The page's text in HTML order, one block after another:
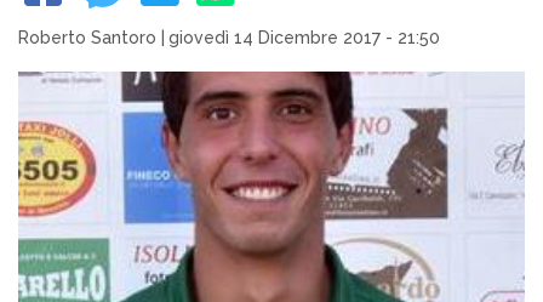
Roberto Santoro giovedì 14 Dicembre 2017 - 21:50